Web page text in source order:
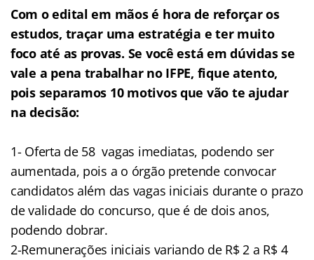
Com o edital em mãos é hora de reforçar os
estudos, traçar uma estratégia e ter muito
foco até as provas. Se você está em dúvidas se
vale a pena trabalhar no IFPE, fique atento,
pois separamos 10 motivos que vão te ajudar
na decisão:
1- Oferta de 58 vagas imediatas, podendo ser
aumentada, pois a o órgão pretende convocar
candidatos além das vagas iniciais durante o prazo
de validade do concurso, que é de dois anos,
podendo dobrar.
2-Remunerações iniciais variando de R$ 2 a R$ 4